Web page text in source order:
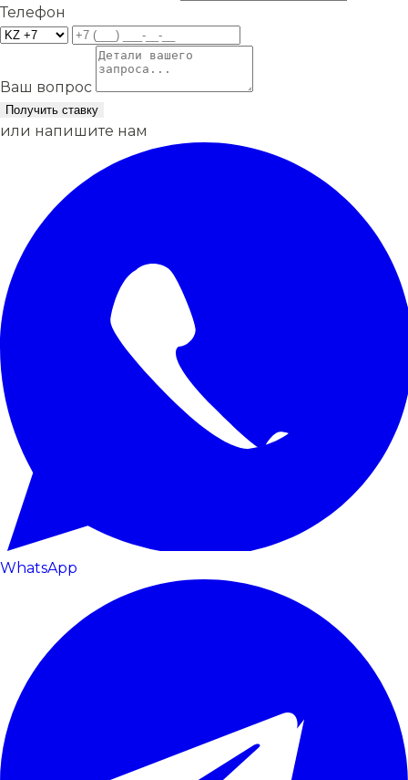
Телефон
Ваш вопрос
Получить ставку
или напишите нам
WhatsApp